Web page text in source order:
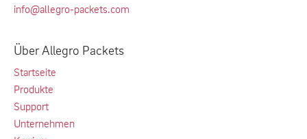
info@allegro-packets.com
Über Allegro Packets
Startseite
Produkte
Support
Unternehmen